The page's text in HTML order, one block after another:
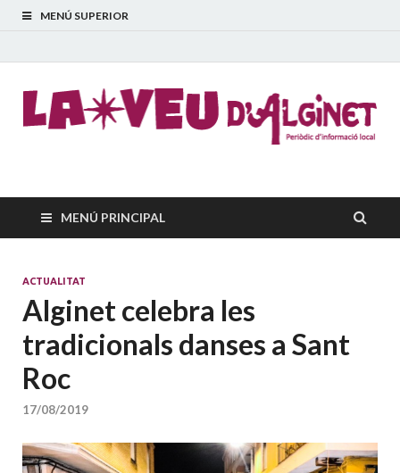
MENÚ SUPERIOR
La Veu d'Alginet
MENÚ PRINCIPAL
ACTUALITAT
Alginet celebra les
tradicionals danses a Sant
Roc
17/08/2019